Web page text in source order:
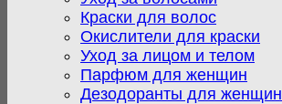
Краски для волос
Окислители для краски
Уход за лицом и телом
Парфюм для женщин
Дезодоранты для женщин